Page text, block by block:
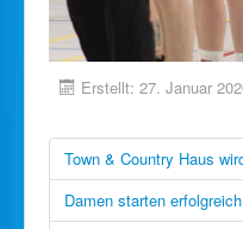
Erstellt: 27. Januar
Town & Country Haus
Damen starten